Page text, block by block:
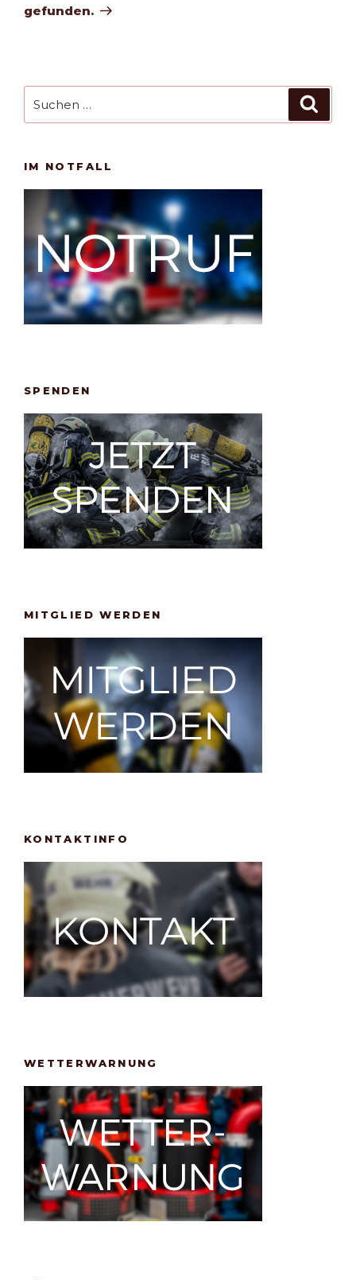
gefunden.
nach:
IM NOTFALL
SPENDEN
MITGLIED WERDEN
KONTAKTINFO
WETTERWARNUNG